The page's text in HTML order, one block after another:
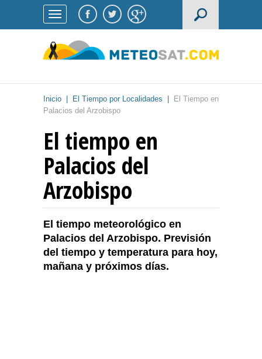
Inicio El Tiempo por Localidades
El Tiempo en
Palacios del Arzobispo
El tiempo en
Palacios del
Arzobispo
El tiempo meteorológico en
Palacios del Arzobispo. Previsión
del tiempo y temperatura para hoy,
mañana y próximos días.